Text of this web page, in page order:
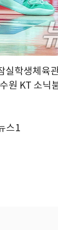
실학생체육
원 KT 소닉
스1